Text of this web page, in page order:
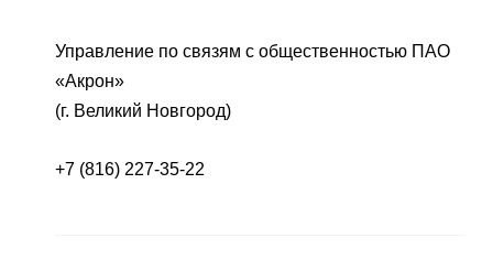
Управление по связям с общественностью ПАО
«Акрон»
(г. Великий Новгород)
+7 (816) 227-35-22